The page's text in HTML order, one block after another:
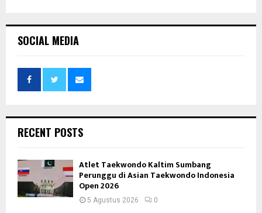
SOCIAL MEDIA
RECENT POSTS
Atlet Taekwondo Kaltim Sumbang
Perunggu di Asian Taekwondo Indonesia
Open 2026
5 Agustus 2026 0